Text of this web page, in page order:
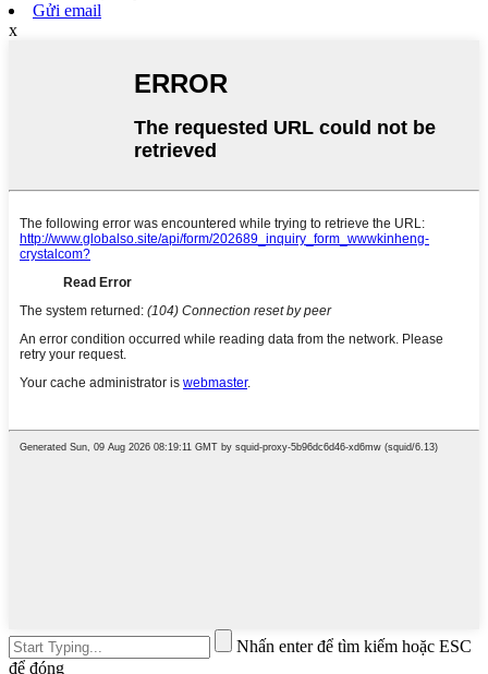
Gửi email
x
Nhấn enter để tìm kiếm hoặc ESC
để đóng